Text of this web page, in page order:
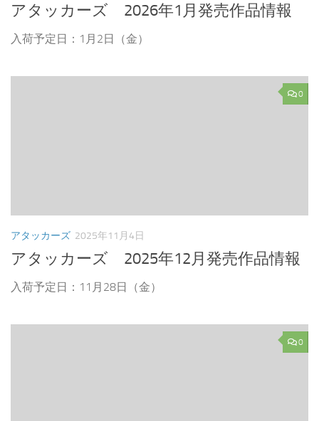
アタッカーズ 2026年1月発売作品情報
入荷予定日：1月2日（金）
0
アタッカーズ 2025年11月4日
アタッカーズ 2025年12月発売作品情報
入荷予定日：11月28日（金）
0